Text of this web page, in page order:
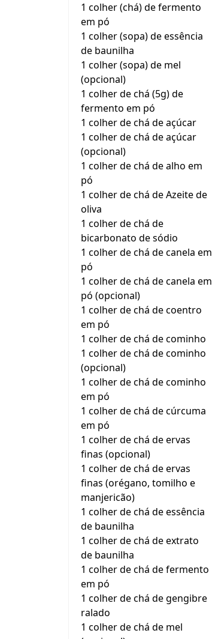
1 colher (chá) de fermento
em pó
1 colher (sopa) de essência
de baunilha
1 colher (sopa) de mel
(opcional)
1 colher de chá (5g) de
fermento em pó
1 colher de chá de açúcar
1 colher de chá de açúcar
(opcional)
1 colher de chá de alho em
pó
1 colher de chá de Azeite de
oliva
1 colher de chá de
bicarbonato de sódio
1 colher de chá de canela em
pó
1 colher de chá de canela em
pó (opcional)
1 colher de chá de coentro
em pó
1 colher de chá de cominho
1 colher de chá de cominho
(opcional)
1 colher de chá de cominho
em pó
1 colher de chá de cúrcuma
em pó
1 colher de chá de ervas
finas (opcional)
1 colher de chá de ervas
finas (orégano, tomilho e
manjericão)
1 colher de chá de essência
de baunilha
1 colher de chá de extrato
de baunilha
1 colher de chá de fermento
em pó
1 colher de chá de gengibre
ralado
1 colher de chá de mel